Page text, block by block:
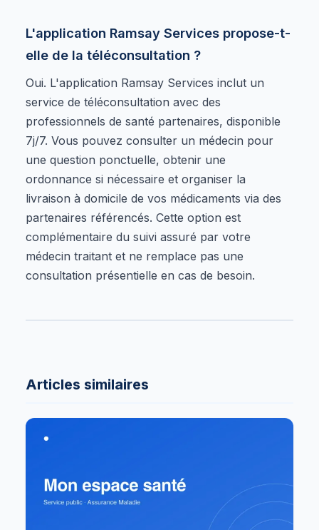
L'application Ramsay Services propose-t-
elle de la téléconsultation ?
Oui. L'application Ramsay Services inclut un
service de téléconsultation avec des
professionnels de santé partenaires, disponible
7j/7. Vous pouvez consulter un médecin pour
une question ponctuelle, obtenir une
ordonnance si nécessaire et organiser la
livraison à domicile de vos médicaments via des
partenaires référencés. Cette option est
complémentaire du suivi assuré par votre
médecin traitant et ne remplace pas une
consultation présentielle en cas de besoin.
Articles similaires